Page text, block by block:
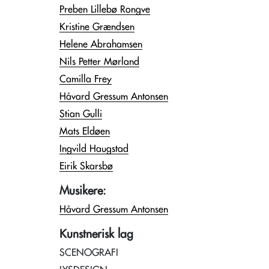
Preben Lillebø Rongve
Kristine Grændsen
Helene Abrahamsen
Nils Petter Mørland
Camilla Frey
Håvard Gressum Antonsen
Stian Gulli
Mats Eldøen
Ingvild Haugstad
Eirik Skarsbø
Musikere:
Håvard Gressum Antonsen
Kunstnerisk lag
SCENOGRAFI